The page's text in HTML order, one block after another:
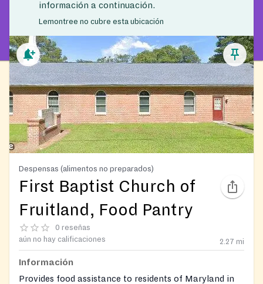
información a continuación.
Lemontree no cubre esta ubicación
Despensas (alimentos no preparados)
First Baptist Church of
Fruitland, Food Pantry
0 reseñas
aún no hay calificaciones
2.27 mi
Información
Provides food assistance to residents of Maryland in